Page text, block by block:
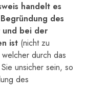
handelt es
des
und bei der
ist (nicht zu
durch das
unsicher sein, so
des